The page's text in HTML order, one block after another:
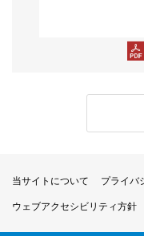
当サイトについて プライバ
ウェブアクセシビリティ方針